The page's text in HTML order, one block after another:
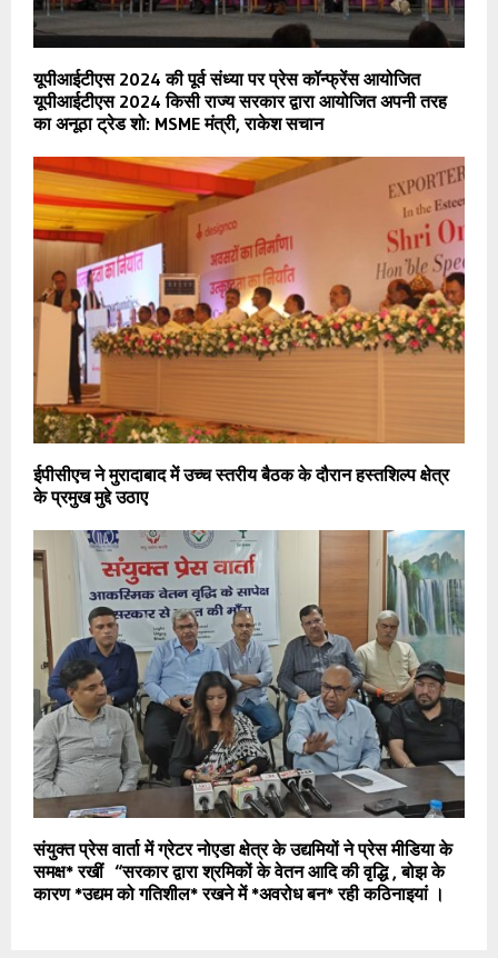
यूपीआईटीएस 2024 की पूर्व संध्या पर प्रेस कॉन्फ्रेंस आयोजित
यूपीआईटीएस 2024 किसी राज्य सरकार द्वारा आयोजित अपनी तरह
का अनूठा ट्रेड शो: MSME मंत्री, राकेश सचान
ईपीसीएच ने मुरादाबाद में उच्च स्तरीय बैठक के दौरान हस्तशिल्प क्षेत्र
के प्रमुख मुद्दे उठाए
संयुक्त प्रेस वार्ता में ग्रेटर नोएडा क्षेत्र के उद्यमियों ने प्रेस मीडिया के
समक्ष* रखीं “सरकार द्वारा श्रमिकों के वेतन आदि की वृद्धि , बोझ के
कारण *उद्यम को गतिशील* रखने में *अवरोध बन* रही कठिनाइयां ।